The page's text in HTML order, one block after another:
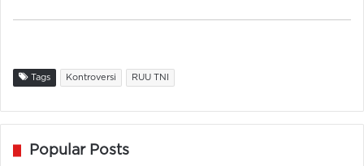
Tags Kontroversi RUU TNI
Popular Posts